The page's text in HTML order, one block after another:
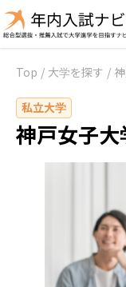
Top / 大学を探す /
私立大学
神戸女子大